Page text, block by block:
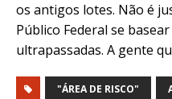
os antigos lotes. Não é
Público Federal se
ultrapassadas. A gente
"ÁREA DE RISCO"